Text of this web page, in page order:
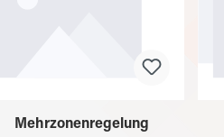
Mehrzonenregelung